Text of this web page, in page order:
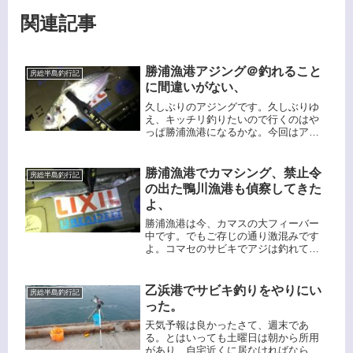
関連記事
房総半島釣行記
勝浦漁港アジング＠釣れること
に間違いがない、
久しぶりのアジングです。久しぶりゆ
え、キッチリ釣りたいので行くのはや
っぱ勝浦漁港になるかな。今回はアジ
寒くなく実に快適に釣りができまし
た。カマスが半分とはいえ一晩でこれ
だけの釣りができたのは1年でもメッタ
にないので貴重な経験でした。
房総半島釣行記
勝浦漁港でカマシング、禁止令
の出た鴨川漁港も偵察してきた
よ、
勝浦漁港は今、カマスの大フィーバー
中です。でもご存じの通り激混みです
よ。コマセのサビキでアジは釣れてい
カマスがHITしてしまいます。そして鴨
川漁港ですが、釣り禁止になった現状
を偵察してきました。
房総半島釣行記
乙浜港でサビキ釣りをやりにい
った。
天気予報は良かったさて、週末であ
る。とはいっても土曜日は朝から所用
があり、自宅近くに居なければならな